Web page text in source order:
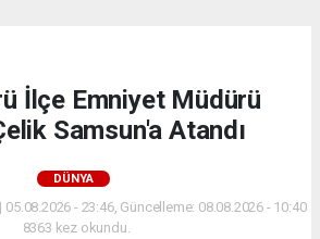
İlçe Emniyet Müdürü
Samsun'a Atandı
DÜNYA
- 23:46, Güncelleme: 08.08.2026 - 10:40
8363 kez okundu.